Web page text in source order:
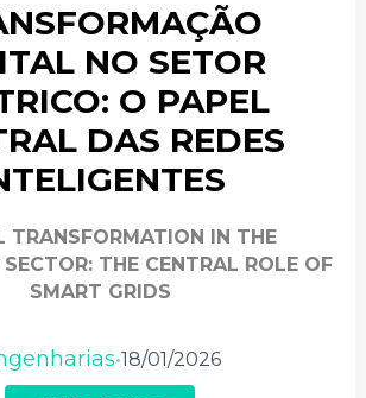
NO SETOR
O PAPEL
DAS REDES
TRANSFORMATION IN THE
THE CENTRAL ROLE OF
SMART GRIDS
•18/01/2026